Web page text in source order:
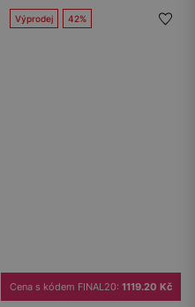
Výprodej 42%
Cena s kódem FINAL20: 1119.20 Kč